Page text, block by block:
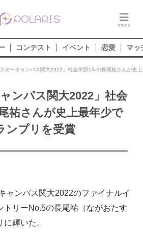
コンテスト イベント 恋愛 マッ
スターキャンパス関大2022」社会学部1年の長尾祐さんが史
ンパス関大2022」社会
祐さんが史上最年少で
ンプリを受賞
ャンパス関大2022のファイナルイ
トリーNo.5の長尾祐（ながおたす
輝いた。